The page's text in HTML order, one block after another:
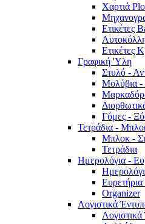
Χαρτιά
Ετικέτες
Ετικέτες
Γραφική 'Yλη
Στυλό -
Μολύβια -
Γόμες -
Τετράδια -
Μπλοκ -
Τετράδια
Ημερολόγια -
Organizer
Λογιστικά